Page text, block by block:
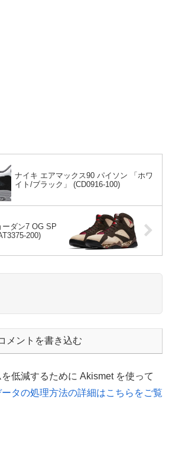
ナイキ エアマックス90 パイソン 「ホワ
イト/ブラック」 (CD0916-100)
ダン7 OG SP
200)
メントを書き込む
低減するために Akismet を使って
タの処理方法の詳細はこちらをご覧